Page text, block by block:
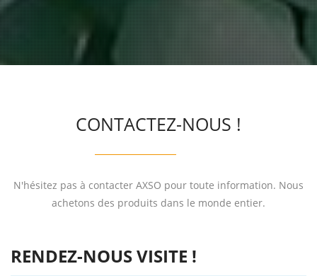
CONTACTEZ-NOUS !
N'hésitez pas à contacter AXSO pour toute information. Nous
achetons des produits dans le monde entier.
RENDEZ-NOUS VISITE !